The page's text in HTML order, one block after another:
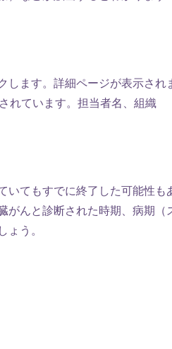
します。詳細ページが表示され
れています。担当者名、組織
いてもすでに終了した可能性も
がんと診断された時期、病期（
ょう。